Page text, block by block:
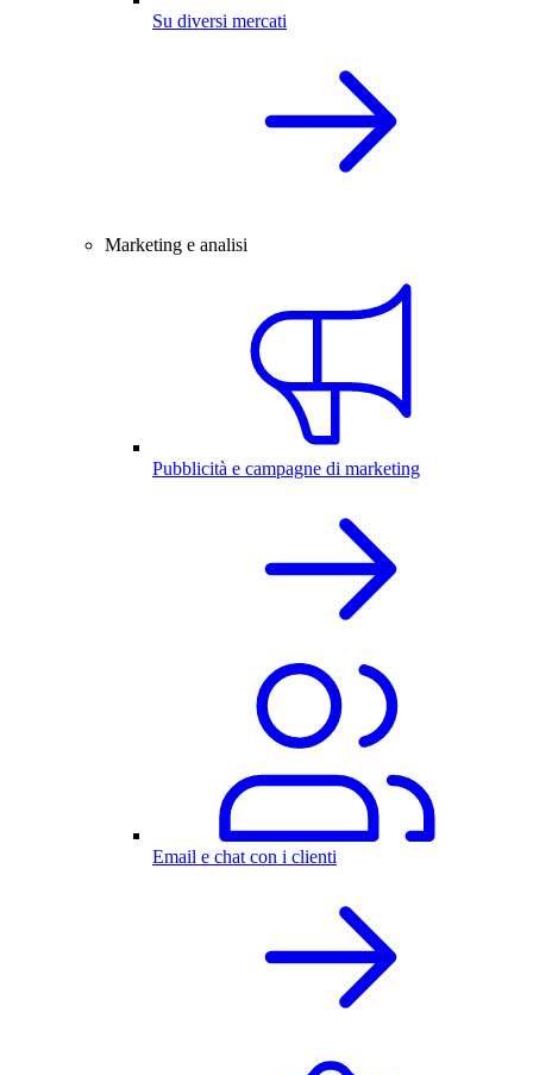
Su diversi mercati
Marketing e analisi
Pubblicità e campagne di marketing
Email e chat con i clienti